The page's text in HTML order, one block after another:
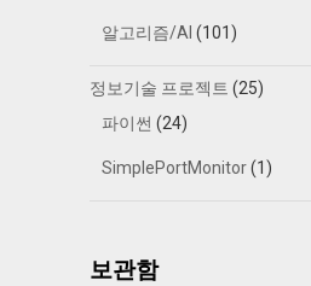
알고리즘/AI (101)
정보기술 프로젝트 (25)
파이썬 (24)
SimplePortMonitor(1)
보관함